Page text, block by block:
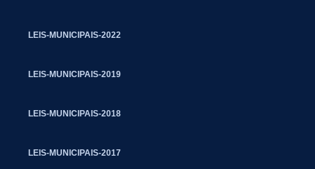
LEIS-MUNICIPAIS-2022
LEIS-MUNICIPAIS-2019
LEIS-MUNICIPAIS-2018
LEIS-MUNICIPAIS-2017